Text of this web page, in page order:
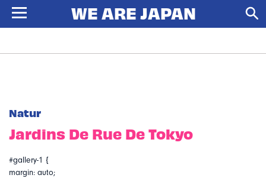
Natur
Jardins De Rue De Tokyo
#gallery-1 {
margin: auto;